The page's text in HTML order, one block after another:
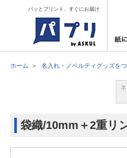
パッとプリント、すぐにお届け
ホーム 名入れ・ノベルティグッズを
袋織/10mm＋2重リ